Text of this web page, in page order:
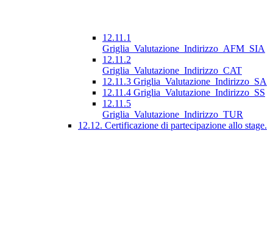
12.11.1
Griglia_Valutazione_Indirizzo_AFM_SIA
12.11.2
Griglia_Valutazione_Indirizzo_CAT
12.11.3 Griglia_Valutazione_Indirizzo_SA
12.11.4 Griglia_Valutazione_Indirizzo_SS
12.11.5
Griglia_Valutazione_Indirizzo_TUR
12.12. Certificazione di partecipazione allo stage.